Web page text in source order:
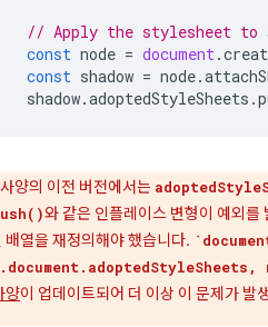
// Apply the stylesheet to a
const node = document.
const shadow = node.
shadow.adoptedStyleSheets .
사양의 이전 버전에서는
와 같은 인플레이스 변형이 예외
배열을 재정의해야 했습니다.
양이 업데이트되어 더 이상 이 문제가 발